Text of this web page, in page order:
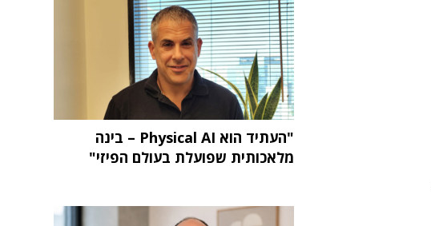
"העתיד הוא Physical AI – בינה
מלאכותית שפועלת בעולם הפיזי"